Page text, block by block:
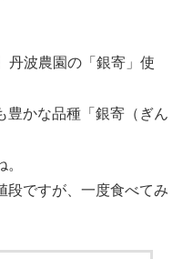
丹波農園の「銀寄」使
豊かな品種「銀寄（ぎん
段ですが、一度食べてみ